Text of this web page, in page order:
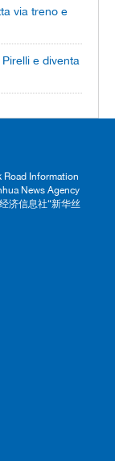
via treno e
e diventa
Road Information
News Agency
济信息社“新华丝